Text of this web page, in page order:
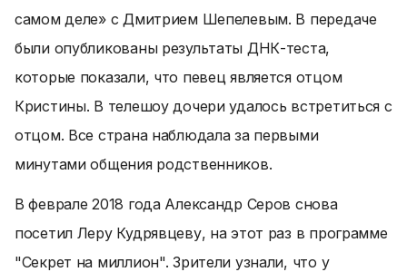
самом деле» с Дмитрием Шепелевым. В передаче
были опубликованы результаты ДНК-теста,
которые показали, что певец является отцом
Кристины. В телешоу дочери удалось встретиться с
отцом. Все страна наблюдала за первыми
минутами общения родственников.
В феврале 2018 года Александр Серов снова
посетил Леру Кудрявцеву, на этот раз в программе
"Секрет на миллион". Зрители узнали, что у